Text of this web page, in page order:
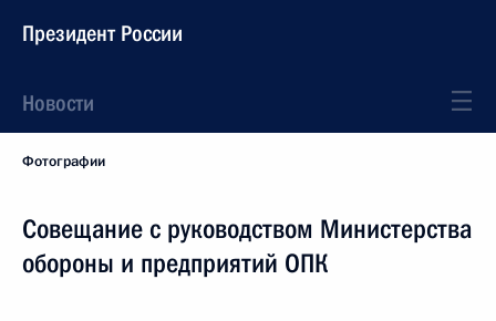
Президент России
Новости
Фотографии
Совещание с руководством Министерства
обороны и предприятий ОПК